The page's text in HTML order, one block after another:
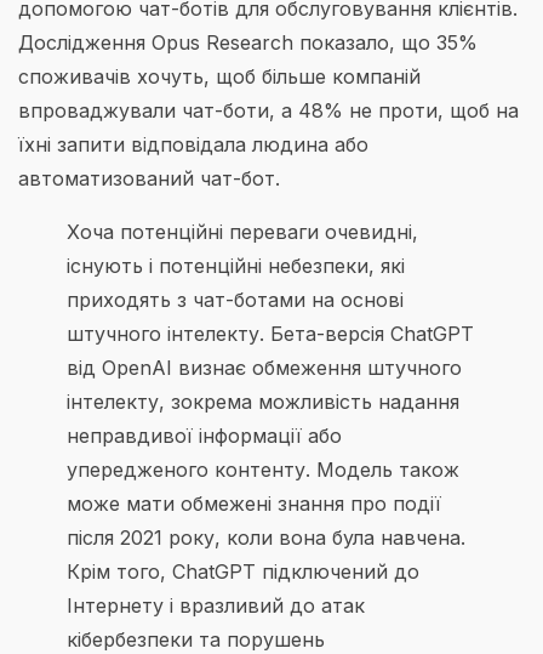
допомогою чат-ботів для обслуговування клієнтів.
Дослідження Opus Research показало, що 35%
споживачів хочуть, щоб більше компаній
впроваджували чат-боти, а 48% не проти, щоб на
їхні запити відповідала людина або
автоматизований чат-бот.
Хоча потенційні переваги очевидні,
існують і потенційні небезпеки, які
приходять з чат-ботами на основі
штучного інтелекту. Бета-версія ChatGPT
від OpenAI визнає обмеження штучного
інтелекту, зокрема можливість надання
неправдивої інформації або
упередженого контенту. Модель також
може мати обмежені знання про події
після 2021 року, коли вона була навчена.
Крім того, ChatGPT підключений до
Інтернету і вразливий до атак
кібербезпеки та порушень